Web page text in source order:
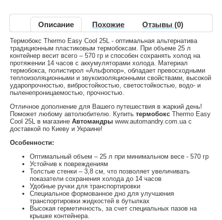
Описание Похожие Отзывы (0)
Термобокс Thermo Easy Cool 25L - оптимальная альтернатива
традиционным пластиковым термобоксам. При объеме 25 л
контейнер весит всего – 570 гр и способен сохранять холод на
протяжении 14 часов с аккумуляторами холода. Материал
термобокса, полистирол «Альфопор», обладает превосходными
теплоизоляционными и звукоизоляционными свойствами, высокой
ударопрочностью, вибростойкостью, светостойкостью, водо- и
пыленепроницаемостью, прочностью.
Отличное дополнение для Вашего путешествия в жаркий день!
Поможет любому автолюбителю. Купить термобокс Thermo Easy
Cool 25L в магазине Автомандры www.automandry.com.ua с
доставкой по Киеву и Украине!
Особенности:
Оптимальный объем – 25 л при минимальном весе - 570 гр
Устойчив к повреждениям
Толстые стенки – 3,8 см, что позволяет увеличивать
показатели сохранения холода до 14 часов
Удобные ручки для транспортировки
Специальное формованное дно для улучшения
транспортировки жидкостей в бутылках
Высокая герметичность, за счет специальных пазов на
крышке контейнера.